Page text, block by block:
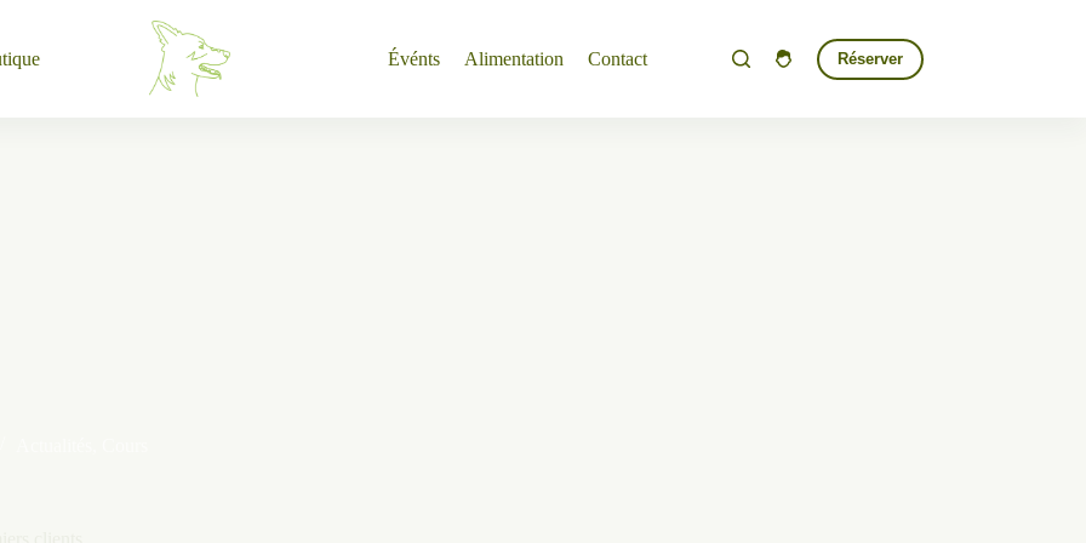
Événts Alimentation Contact Réserver